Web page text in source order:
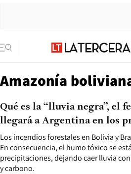
Amazonía
Los incendios forestales en Bolivia y
En consecuencia, el humo tóxico se
precipitaciones, dejando caer lluvia
y carbono.
Qué es la “lluvia negra”, el
llegará a Argentina en los